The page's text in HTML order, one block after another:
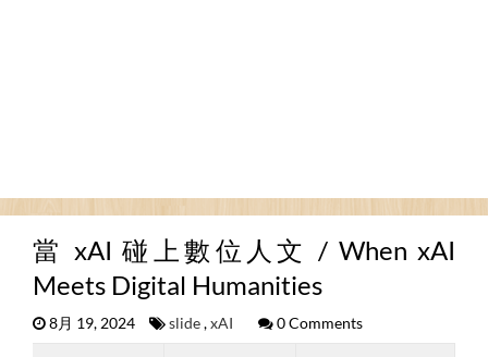
當 xAI 碰上數位人文 / When xAI
Meets Digital Humanities
8月 19, 2024 slide,xAI 0 Comments